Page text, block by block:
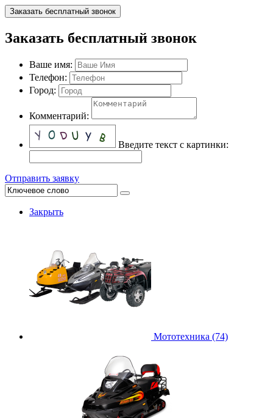
Заказать бесплатный звонок
Заказать бесплатный звонок
Ваше имя:
Телефон:
Город:
Комментарий:
Введите текст с картинки:
Отправить заявку
Закрыть
Мототехника (74)